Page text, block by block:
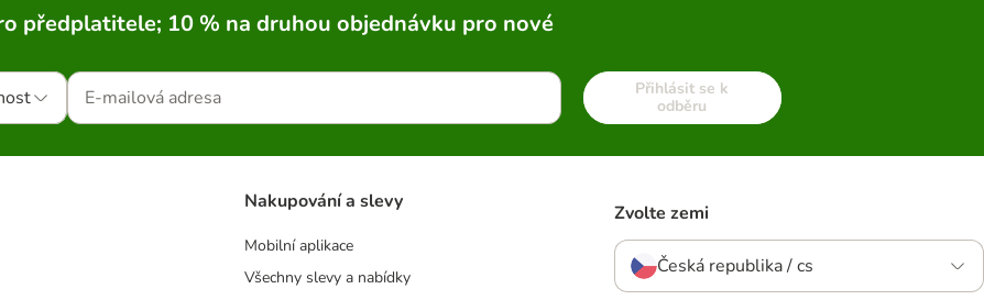
předplatitele; 10 % na druhou objednávku pro nové
Přihlásit se k
odběru
Nakupování a slevy
Mobilní aplikace
Všechny slevy a nabídky
Zvolte zemi
Česká republika / cs